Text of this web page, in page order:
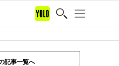
記事一覧へ